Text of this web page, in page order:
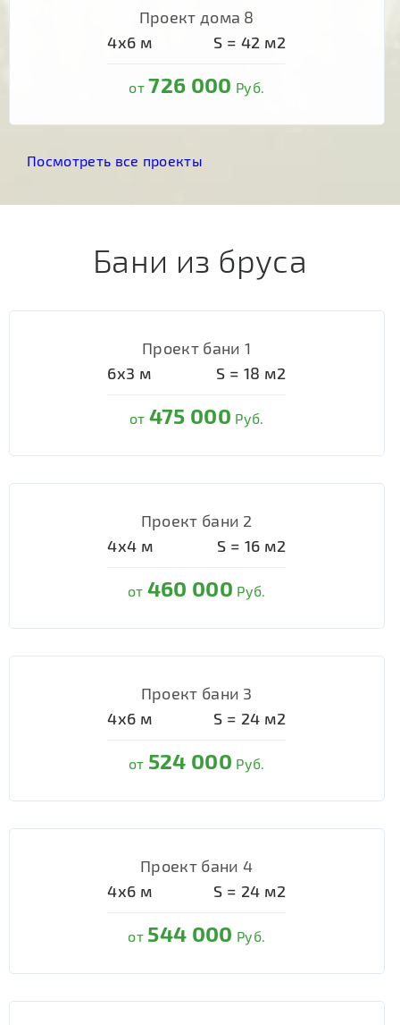
Проект дома 8
4х6 м S = 42 м2
от726 000 Руб.
Посмотреть все проекты
Бани из бруса
Проект бани 1
6х3 м S = 18 м2
от 475 000 Руб.
Проект бани 2
4х4 м S = 16 м2
от 460 000 Руб.
Проект бани 3
4х6 м S = 24 м2
от 524 000 Руб.
Проект бани 4
4х6 м S = 24 м2
от 544 000 Руб.